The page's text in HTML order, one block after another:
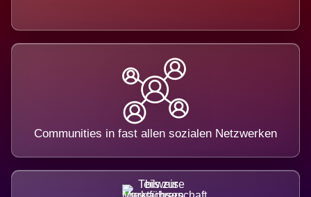
Communities in fast allen sozialen Netzwerken